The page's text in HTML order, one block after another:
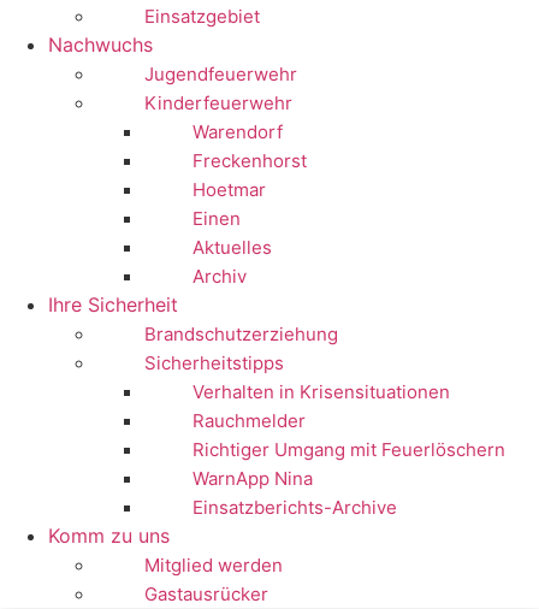
Einsatzgebiet
Nachwuchs
Jugendfeuerwehr
Kinderfeuerwehr
Warendorf
Freckenhorst
Hoetmar
Einen
Aktuelles
Archiv
Ihre Sicherheit
Brandschutzerziehung
Sicherheitstipps
Verhalten in Krisensituationen
Rauchmelder
Richtiger Umgang mit Feuerlöschern
WarnApp Nina
Einsatzberichts-Archive
Komm zu uns
Mitglied werden
Gastausrücker